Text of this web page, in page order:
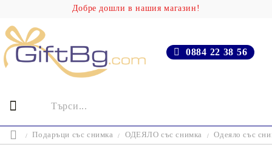
Добре дошли в нашия магазин!
0884 22 38 56
Подаръци със снимка ОДЕЯЛО със снимка Одеяло със